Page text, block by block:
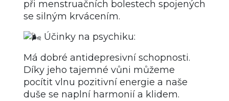
při menstruačních bolestech spojených
se silným krvácením.
Účinky na psychiku:
Má dobré antidepresivní schopnosti.
Díky jeho tajemné vůni můžeme
pocítit vlnu pozitivní energie a naše
duše se naplní harmonií a klidem.